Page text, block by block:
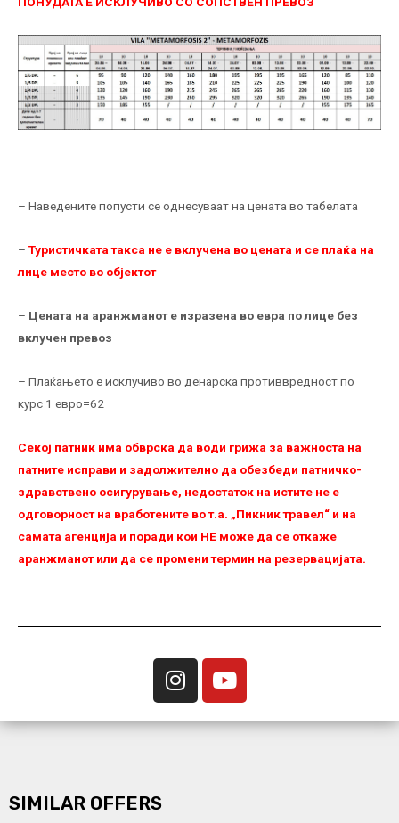
– Наведените попусти се однесуваат на цената во табелата
– Туристичката такса не е вклучена во цената и се плаќа на
лице место во објектот
– Цената на аранжманот е изразена во евра по лице без
вклучен превоз
– Плаќањето е исклучиво во денарска противвредност по
курс 1 евро=62
Секој патник има обврска да води грижа за важноста на
патните исправи и задолжително да обезбеди патничко-
здравствено осигурување, недостаток на истите не е
одговорност на вработените во т.а. „Пикник травел“ и на
самата агенција и поради кои НЕ можe да се откаже
аранжманот или да се промени термин на резервацијата.
SIMILAR OFFERS